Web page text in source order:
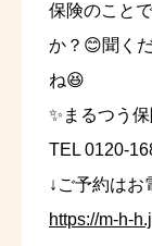
保険のこと
か？😊聞く
ね😆
✨まるつう
TEL 0120-
↓ご予約はお
https://m-h-